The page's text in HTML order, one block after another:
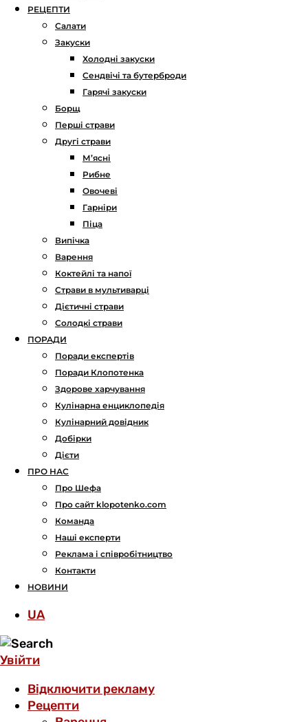
РЕЦЕПТИ
Салати
Закуски
Холодні закуски
Сендвічі та бутерброди
Гарячі закуски
Борщ
Перші страви
Другі страви
М’ясні
Рибне
Овочеві
Гарніри
Піца
Випічка
Варення
Коктейлі та напої
Страви в мультиварці
Дієтичні страви
Солодкі страви
ПОРАДИ
Поради експертів
Поради Клопотенка
Здорове харчування
Кулінарна енциклопедія
Кулінарний довідник
Добірки
Дієти
ПРО НАС
Про Шефа
Про сайт klopotenko.com
Команда
Наші експерти
Реклама і співробітництво
Контакти
НОВИНИ
UA
Увійти
Відключити рекламу
Рецепти